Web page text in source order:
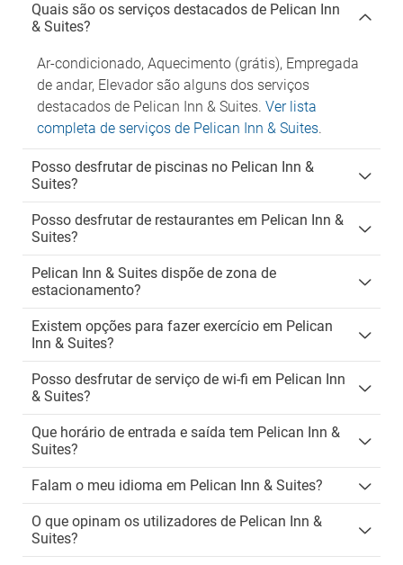
Quais são os serviços destacados de Pelican Inn
& Suites?
Ar-condicionado, Aquecimento (grátis), Empregada
de andar, Elevador são alguns dos serviços
destacados de Pelican Inn & Suites. Ver lista
completa de serviços de Pelican Inn & Suites.
Posso desfrutar de piscinas no Pelican Inn &
Suites?
Posso desfrutar de restaurantes em Pelican Inn &
Suites?
Pelican Inn & Suites dispõe de zona de
estacionamento?
Existem opções para fazer exercício em Pelican
Inn & Suites?
Posso desfrutar de serviço de wi-fi em Pelican Inn
& Suites?
Que horário de entrada e saída tem Pelican Inn &
Suites?
Falam o meu idioma em Pelican Inn & Suites?
O que opinam os utilizadores de Pelican Inn &
Suites?